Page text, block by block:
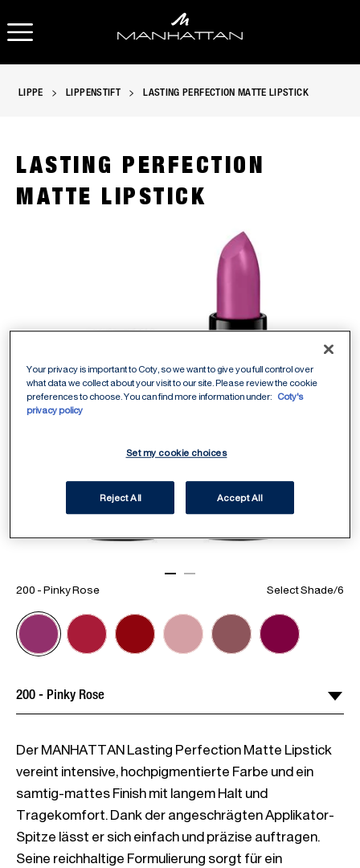
OPEN NAVIGATION
LIPPE LIPPENSTIFT LASTING PERFECTION MATTE LIPSTICK
LASTING PERFECTION
MATTE LIPSTICK
Manhattan Lasting Perfection Matte Lipstick in 200 Pinky
200 - Pinky Rose Select Shade/6
Der MANHATTAN Lasting Perfection Matte Lipstick
vereint intensive, hochpigmentierte Farbe und ein
samtig-mattes Finish mit langem Halt und
Tragekomfort. Dank der angeschrägten Applikator-
Spitze lässt er sich einfach und präzise auftragen.
Seine reichhaltige Formulierung sorgt für ein
Your privacy is important to Coty, so we want to give you full control over
what data we collect about your visit to our site. Please review the cookie
preferences to choose. You can find more information under:
Coty's
privacy policy
Set my cookie choices
Reject All Accept All